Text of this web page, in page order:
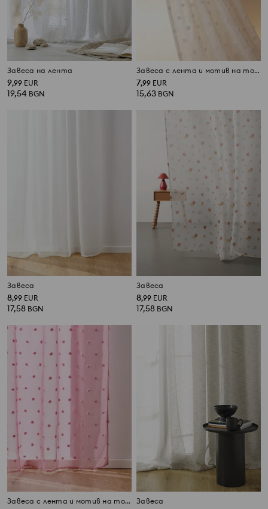
Завеса на лента
9,99 EUR
19,54 BGN
Завеса с лента и мотив на точки
7,99 EUR
15,63 BGN
Завеса
8,99 EUR
17,58 BGN
Завеса
8,99 EUR
17,58 BGN
Завеса с лента и мотив на точки Завеса